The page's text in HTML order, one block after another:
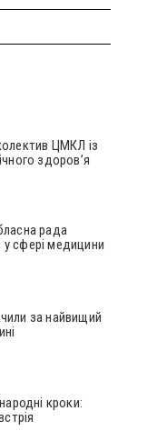
ЦМКЛ із
здоров’я
рада
сфері медицини
за найвищий
кроки: